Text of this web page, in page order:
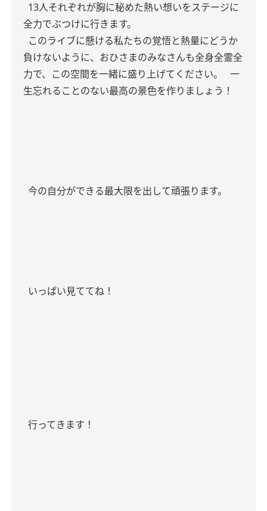
13人それぞれが胸に秘めた熱い想いをステージに
全力でぶつけに行きます。
このライブに懸ける私たちの覚悟と熱量にどうか
負けないように、おひさまのみなさんも全身全霊全
力で、この空間を一緒に盛り上げてください。
一
生忘れることのない最高の景色を作りましょう！
今の自分ができる最大限を出して頑張ります。
いっぱい見ててね！
行ってきます！